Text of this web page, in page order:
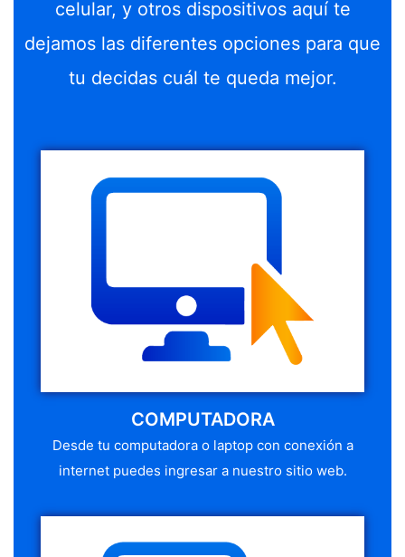
celular, y otros dispositivos aquí te
dejamos las diferentes opciones para que
tu decidas cuál te queda mejor.
COMPUTADORA
Desde tu computadora o laptop con conexión a
internet puedes ingresar a nuestro sitio web.